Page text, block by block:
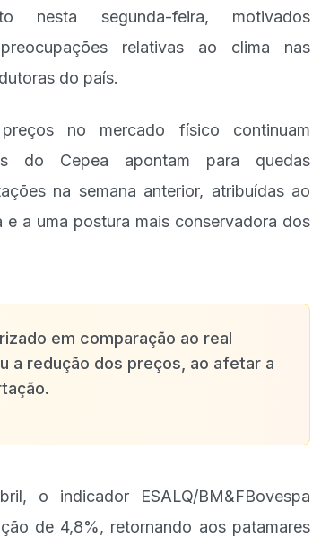
nesta segunda-feira, motivados
relativas ao clima nas
do país.
no mercado físico continuam
do Cepea apontam para quedas
na semana anterior, atribuídas ao
e a uma postura mais conservadora dos
em comparação ao real
a redução dos preços, ao afetar a
o indicador ESALQ/BM&FBovespa
de 4,8%, retornando aos patamares